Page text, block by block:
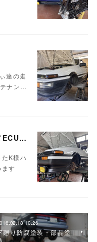
達の走
ナン…
K様ハチロク整備始めます、そしてECUセッティング
K様ハ
す
10:26
廻り防腐塗装・部品塗